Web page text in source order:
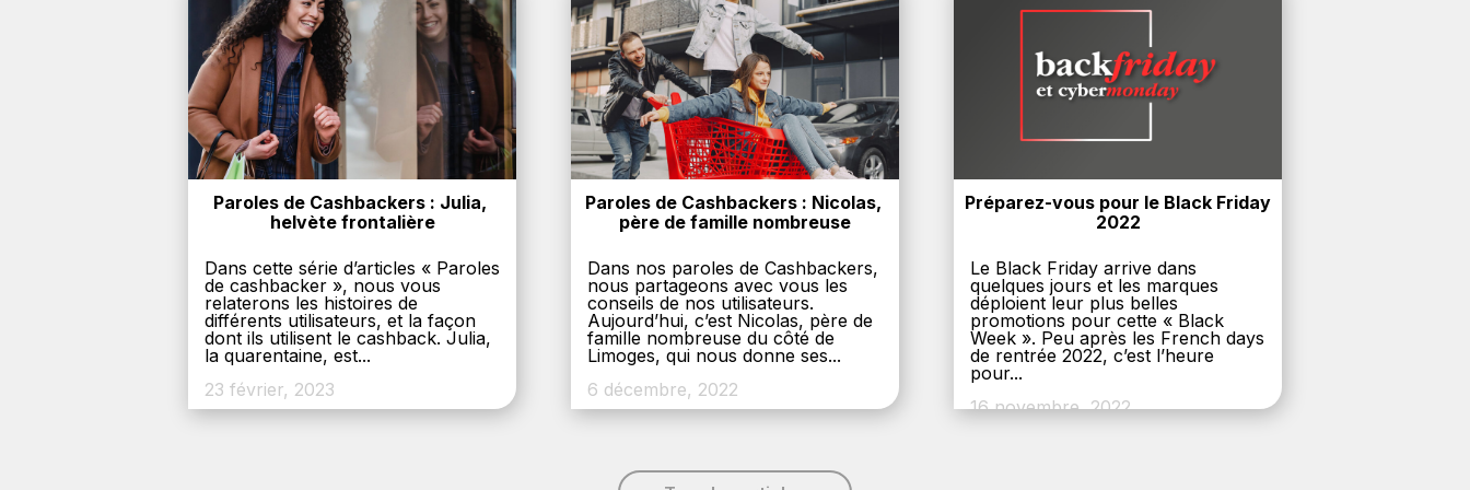
Paroles de Cashbackers : Julia,
helvète frontalière
Dans cette série d’articles « Paroles
de cashbacker », nous vous
relaterons les histoires de
différents utilisateurs, et la façon
dont ils utilisent le cashback. Julia,
la quarentaine, est...
23 février, 2023
Paroles de Cashbackers : Nicolas,
père de famille nombreuse
Dans nos paroles de Cashbackers,
nous partageons avec vous les
conseils de nos utilisateurs.
Aujourd’hui, c’est Nicolas, père de
famille nombreuse du côté de
Limoges, qui nous donne ses...
6 décembre, 2022
Préparez-vous pour le Black Friday
2022
Le Black Friday arrive dans
quelques jours et les marques
déploient leur plus belles
promotions pour cette « Black
Week ». Peu après les French days
de rentrée 2022, c’est l’heure
pour...
16 novembre, 2022